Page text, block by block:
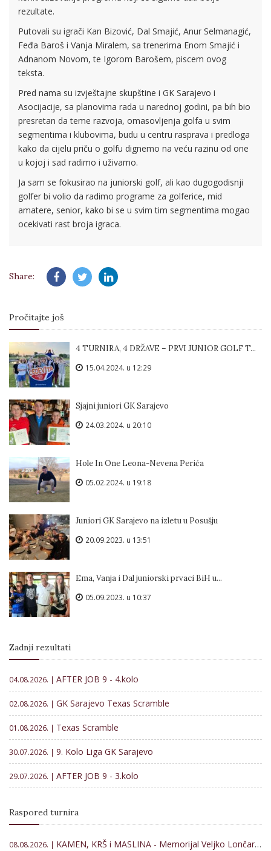
rezultate.
Putovali su igrači Kan Bizović, Dal Smajić, Anur Selmanagić,
Feđa Baroš i Vanja Miralem, sa trenerima Enom Smajić i
Adnanom Novom, te Igorom Barošem, piscem ovog
teksta.
Pred nama su izvještajne skupštine i GK Sarajevo i
Asocijacije, sa planovima rada u narednoj godini, pa bih bio
presretan da teme razvoja, omasovljenja golfa u svim
segmentima i klubovima, budu u centru rasprava i predloga
kako da cijelu priču o golfu dignemo na veću razinu od one
u kojoj i sad radimo i uživamo.
Ja sam se fokusirao na juniorski golf, ali kao dugogodisnji
golfer bi volio da radimo programe za golferice, mid
amatere, senior, kako bi se u svim tim segmentima mogao
ocekivati rast broja igraca.
Share:
Pročitajte još
4 TURNIRA, 4 DRŽAVE – PRVI JUNIOR GOLF T...
15.04.2024. u 12:29
Sjajni juniori GK Sarajevo
24.03.2024. u 20:10
Hole In One Leona-Nevena Perića
05.02.2024. u 19:18
Juniori GK Sarajevo na izletu u Posušju
20.09.2023. u 13:51
Ema, Vanja i Dal juniorski prvaci BiH u...
05.09.2023. u 10:37
Zadnji rezultati
04.08.2026. | AFTER JOB 9 - 4.kolo
02.08.2026. | GK Sarajevo Texas Scramble
01.08.2026. | Texas Scramble
30.07.2026. | 9. Kolo Liga GK Sarajevo
29.07.2026. | AFTER JOB 9 - 3.kolo
Raspored turnira
08.08.2026. | KAMEN, KRŠ i MASLINA - Memorijal Veljko Lončar 2026